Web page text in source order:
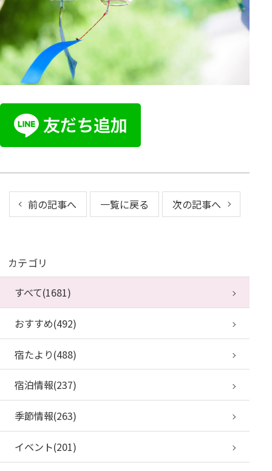
前の記事へ 一覧に戻る 次の記事へ
カテゴリ
すべて(1681)
おすすめ(492)
宿たより(488)
宿泊情報(237)
季節情報(263)
イベント(201)